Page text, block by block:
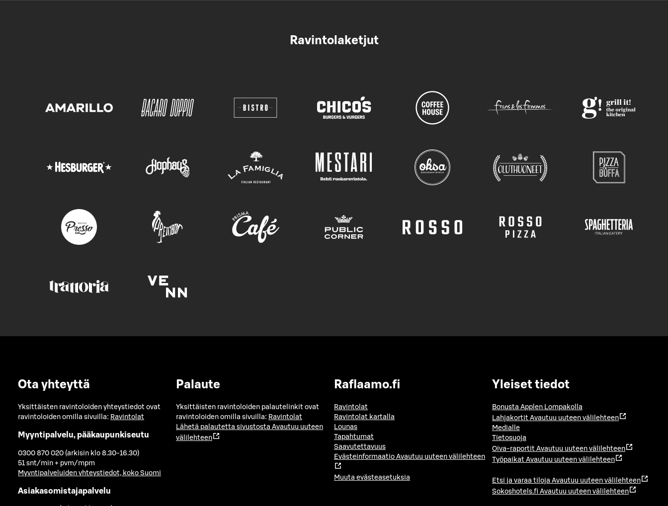
Ravintolaketjut
Ota yhteyttä
Yksittäisten ravintoloiden yhteystiedot ovat
ravintoloiden omilla sivuilla: Ravintolat
Myyntipalvelu, pääkaupunkiseutu
0300 870 020 (arkisin klo 8.30-16.30)
51 snt/min + pvm/mpm
Myyntipalveluiden yhteystiedot, koko Suomi
Asiakasomistajapalvelu
Palaute
Yksittäisten ravintoloiden palautelinkit ovat
ravintoloiden omilla sivuilla: Ravintolat
Lähetä palautetta sivustosta Avautuu uuteen
välilehteen
Raflaamo.fi
Ravintolat
Ravintolat kartalla
Lounas
Tapahtumat
Saavutettavuus
Evästeinformaatio Avautuu uuteen välilehteen
Muuta evästeasetuksia
Yleiset tiedot
Bonusta Applen Lompakolla
Lahjakortit Avautuu uuteen välilehteen
Medialle
Tietosuoja
Oiva-raportit Avautuu uuteen välilehteen
Työpaikat Avautuu uuteen välilehteen
Etsi ja varaa tiloja Avautuu uuteen välilehteen
Sokoshotels.fi Avautuu uuteen välilehteen